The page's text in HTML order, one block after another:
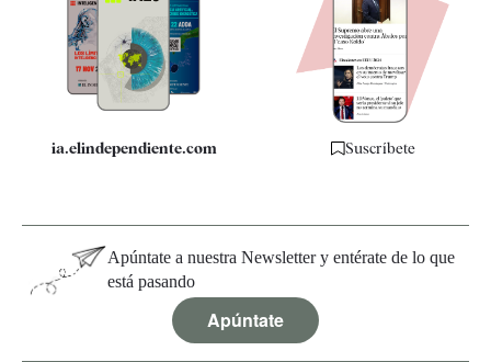
Quiénes somos
Especificaciones
ia.elindependiente.com Suscríbete
Apúntate a nuestra Newsletter y entérate de lo que
está pasando
Apúntate